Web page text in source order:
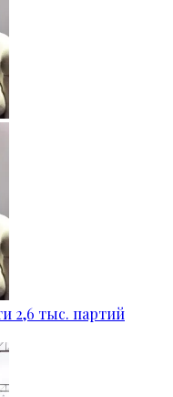
2,6 тыс. партий